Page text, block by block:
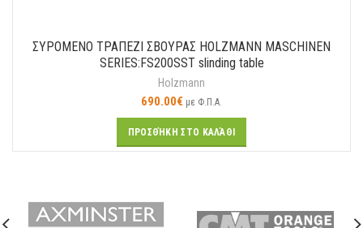
ΣΥΡOΜΕΝΟ ΤΡΑΠΕΖΙ ΣΒΟΥΡΑΣ HOLZMANN MASCHINEN
SERIES:FS200SST slinding table
Holzmann
690.00€ με Φ.Π.Α.
ΠΡΟΣΘΉΚΗ ΣΤΟ ΚΑΛΆΘΙ